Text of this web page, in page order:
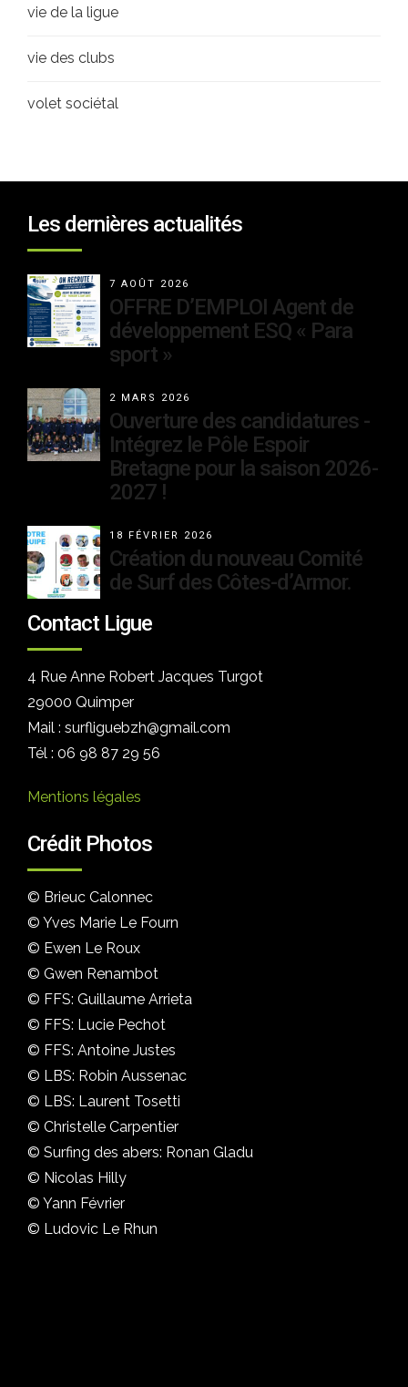
vie de la ligue
vie des clubs
volet sociétal
Les dernières actualités
7 AOÛT 2026
OFFRE D’EMPLOI Agent de
développement ESQ « Para
sport »
2 MARS 2026
Ouverture des candidatures -
Intégrez le Pôle Espoir
Bretagne pour la saison 2026-
2027 !
18 FÉVRIER 2026
Création du nouveau Comité
de Surf des Côtes-d’Armor.
Contact Ligue
4 Rue Anne Robert Jacques Turgot
29000 Quimper
Mail : surfliguebzh@gmail.com
Tél : 06 98 87 29 56
Mentions légales
Crédit Photos
© Brieuc Calonnec
© Yves Marie Le Fourn
© Ewen Le Roux
© Gwen Renambot
© FFS: Guillaume Arrieta
© FFS: Lucie Pechot
© FFS: Antoine Justes
© LBS: Robin Aussenac
© LBS: Laurent Tosetti
© Christelle Carpentier
© Surfing des abers: Ronan Gladu
© Nicolas Hilly
© Yann Février
© Ludovic Le Rhun